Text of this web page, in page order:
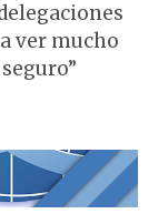
ver mucho